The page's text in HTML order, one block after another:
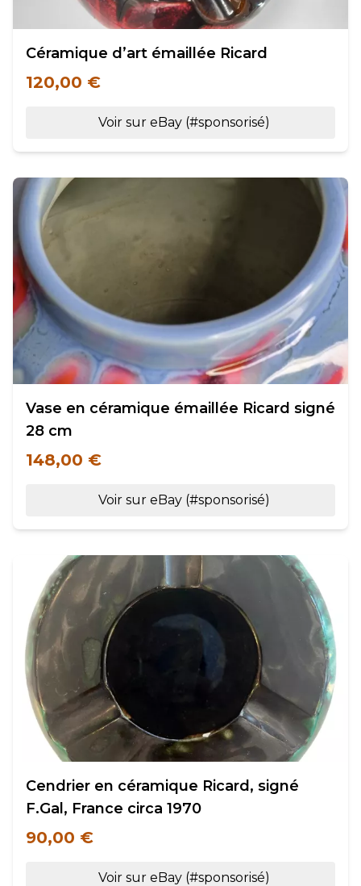
Céramique d’art émaillée Ricard
120,00 €
Voir sur eBay (#sponsorisé)
Vase en céramique émaillée Ricard signé
28 cm
148,00 €
Voir sur eBay (#sponsorisé)
Cendrier en céramique Ricard, signé
F.Gal, France circa 1970
90,00 €
Voir sur eBay (#sponsorisé)